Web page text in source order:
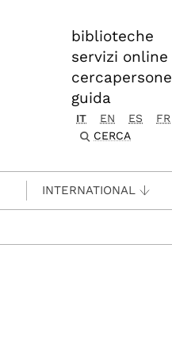
biblioteche
servizi online
cercapersone
guida
IT EN ES FR
CERCA
INTERNATIONAL